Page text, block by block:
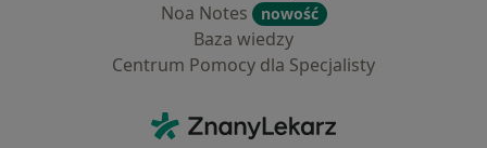
Noa Notes
nowość
Baza wiedzy
Centrum Pomocy dla Specjalisty
ZnanyLekarz - Strona główna